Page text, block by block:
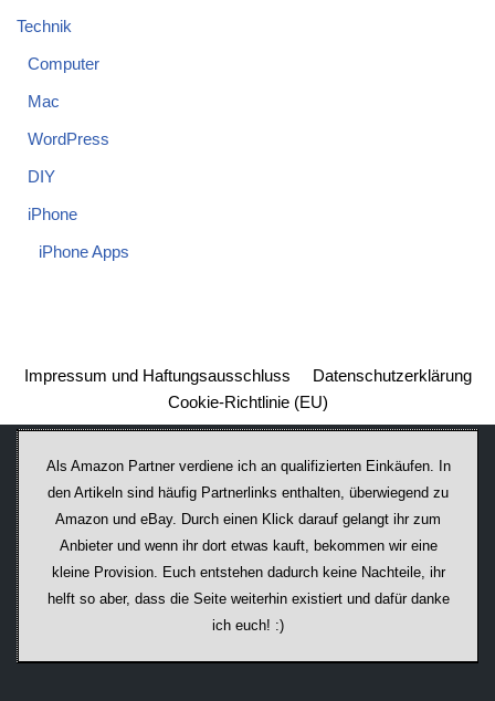
Technik
Computer
Mac
WordPress
DIY
iPhone
iPhone Apps
Impressum und Haftungsausschluss
Datenschutzerklärung
Cookie-Richtlinie (EU)
Als Amazon Partner verdiene ich an qualifizierten Einkäufen. In
den Artikeln sind häufig Partnerlinks enthalten, überwiegend zu
Amazon und eBay. Durch einen Klick darauf ge­lan­gt ihr zum
Anbieter und wenn ihr dort etwas kauft, bekommen wir ei­ne
kleine Provision. Euch entstehen dadurch keine Nachteile, ihr
helft so aber, dass die Seite weiterhin existiert und dafür danke
ich euch! :)